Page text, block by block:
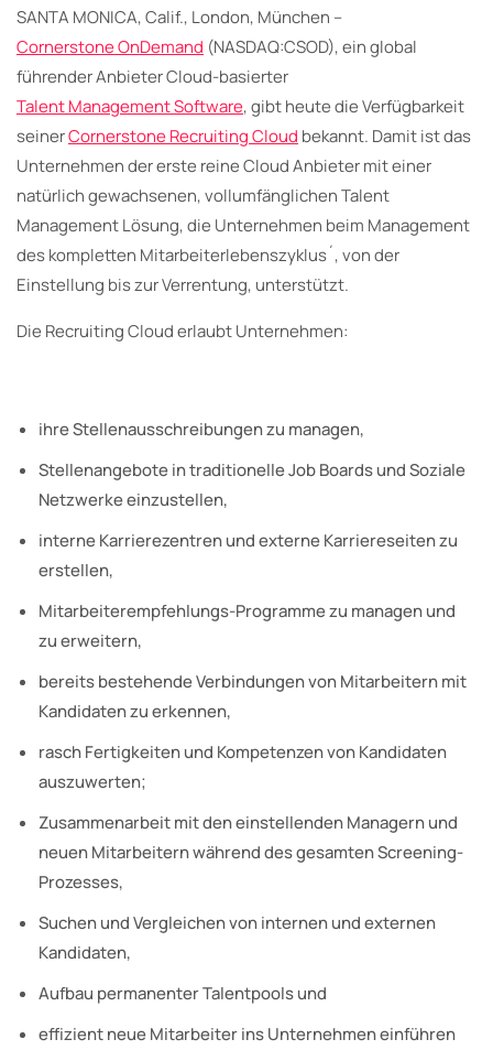
SANTA MONICA, Calif., London, München –
Cornerstone OnDemand (NASDAQ:CSOD), ein global
führender Anbieter Cloud-basierter
Talent Management Software, gibt heute die Verfügbarkeit
seinerCornerstone Recruiting Cloud bekannt. Damit ist das
Unternehmen der erste reine Cloud Anbieter mit einer
natürlich gewachsenen, vollumfänglichen Talent
Management Lösung, die Unternehmen beim Management
des kompletten Mitarbeiterlebenszyklus´, von der
Einstellung bis zur Verrentung, unterstützt.
Die Recruiting Cloud erlaubt Unternehmen:
ihre Stellenausschreibungen zu managen,
Stellenangebote in traditionelle Job Boards und Soziale
Netzwerke einzustellen,
interne Karrierezentren und externe Karriereseiten zu
erstellen,
Mitarbeiterempfehlungs-Programme zu managen und
zu erweitern,
bereits bestehende Verbindungen von Mitarbeitern mit
Kandidaten zu erkennen,
rasch Fertigkeiten und Kompetenzen von Kandidaten
auszuwerten;
Zusammenarbeit mit den einstellenden Managern und
neuen Mitarbeitern während des gesamten Screening-
Prozesses,
Suchen und Vergleichen von internen und externen
Kandidaten,
Aufbau permanenter Talentpools und
effizient neue Mitarbeiter ins Unternehmen einführen